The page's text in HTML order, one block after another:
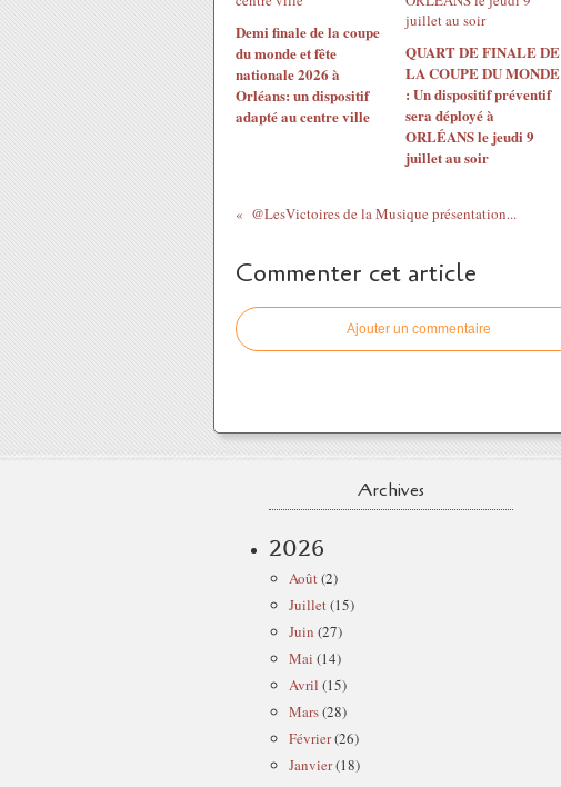
Demi finale de la coupe
du monde et fête
nationale 2026 à
Orléans: un dispositif
adapté au centre ville
QUART DE FINALE DE
LA COUPE DU MONDE
: Un dispositif préventif
sera déployé à
ORLÉANS le jeudi 9
juillet au soir
@LesVictoires de la Musique présentation...
Commenter cet article
Ajouter un commentaire
Archives
2026
Août(2)
Juillet(15)
Juin (27)
Mai (14)
Avril (15)
Mars(28)
Février(26)
Janvier(18)